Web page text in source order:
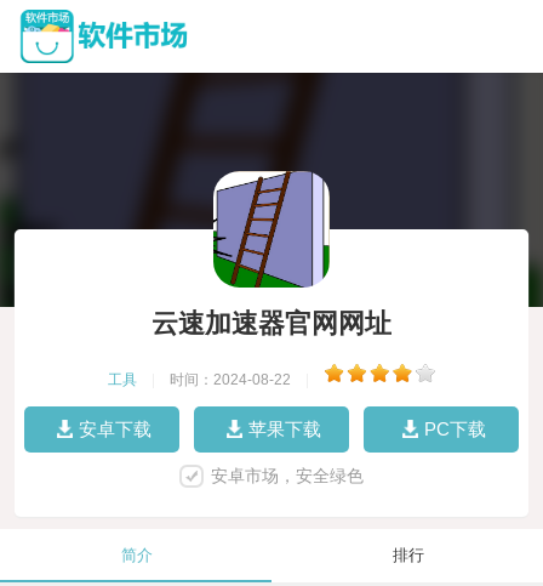
云速加速器官网网址
工具 时间：2024-08-22
安卓下载 苹果下载 PC下载
安卓市场，安全绿色
简介 排行